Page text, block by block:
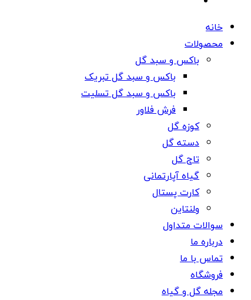
خانه
محصولات
باکس و سبد گل
باکس و سبد گل تبریک
باکس و سبد گل تسلیت
فرش فلاور
کوزه گل
دسته گل
تاج گل
گیاه آپارتمانی
کارت پستال
ولنتاین
سوالات متداول
درباره ما
تماس با ما
فروشگاه
مجله گل و گیاه